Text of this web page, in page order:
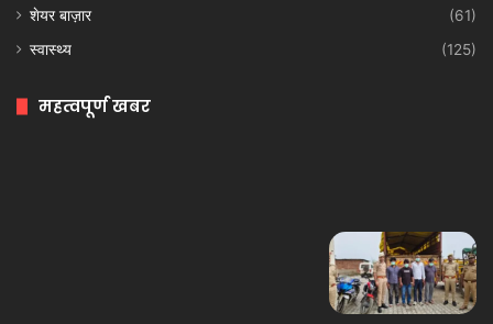
शेयर बाज़ार
(61)
स्वास्थ्य
(125)
महत्वपूर्ण खबर